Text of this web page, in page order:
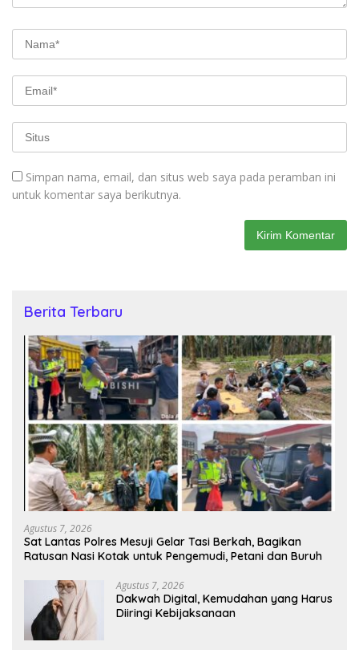
Simpan nama, email, dan situs web saya pada peramban ini
untuk komentar saya berikutnya.
Berita Terbaru
Agustus 7, 2026
Sat Lantas Polres Mesuji Gelar Tasi Berkah, Bagikan
Ratusan Nasi Kotak untuk Pengemudi, Petani dan Buruh
Agustus 7, 2026
Dakwah Digital, Kemudahan yang Harus
Diiringi Kebijaksanaan